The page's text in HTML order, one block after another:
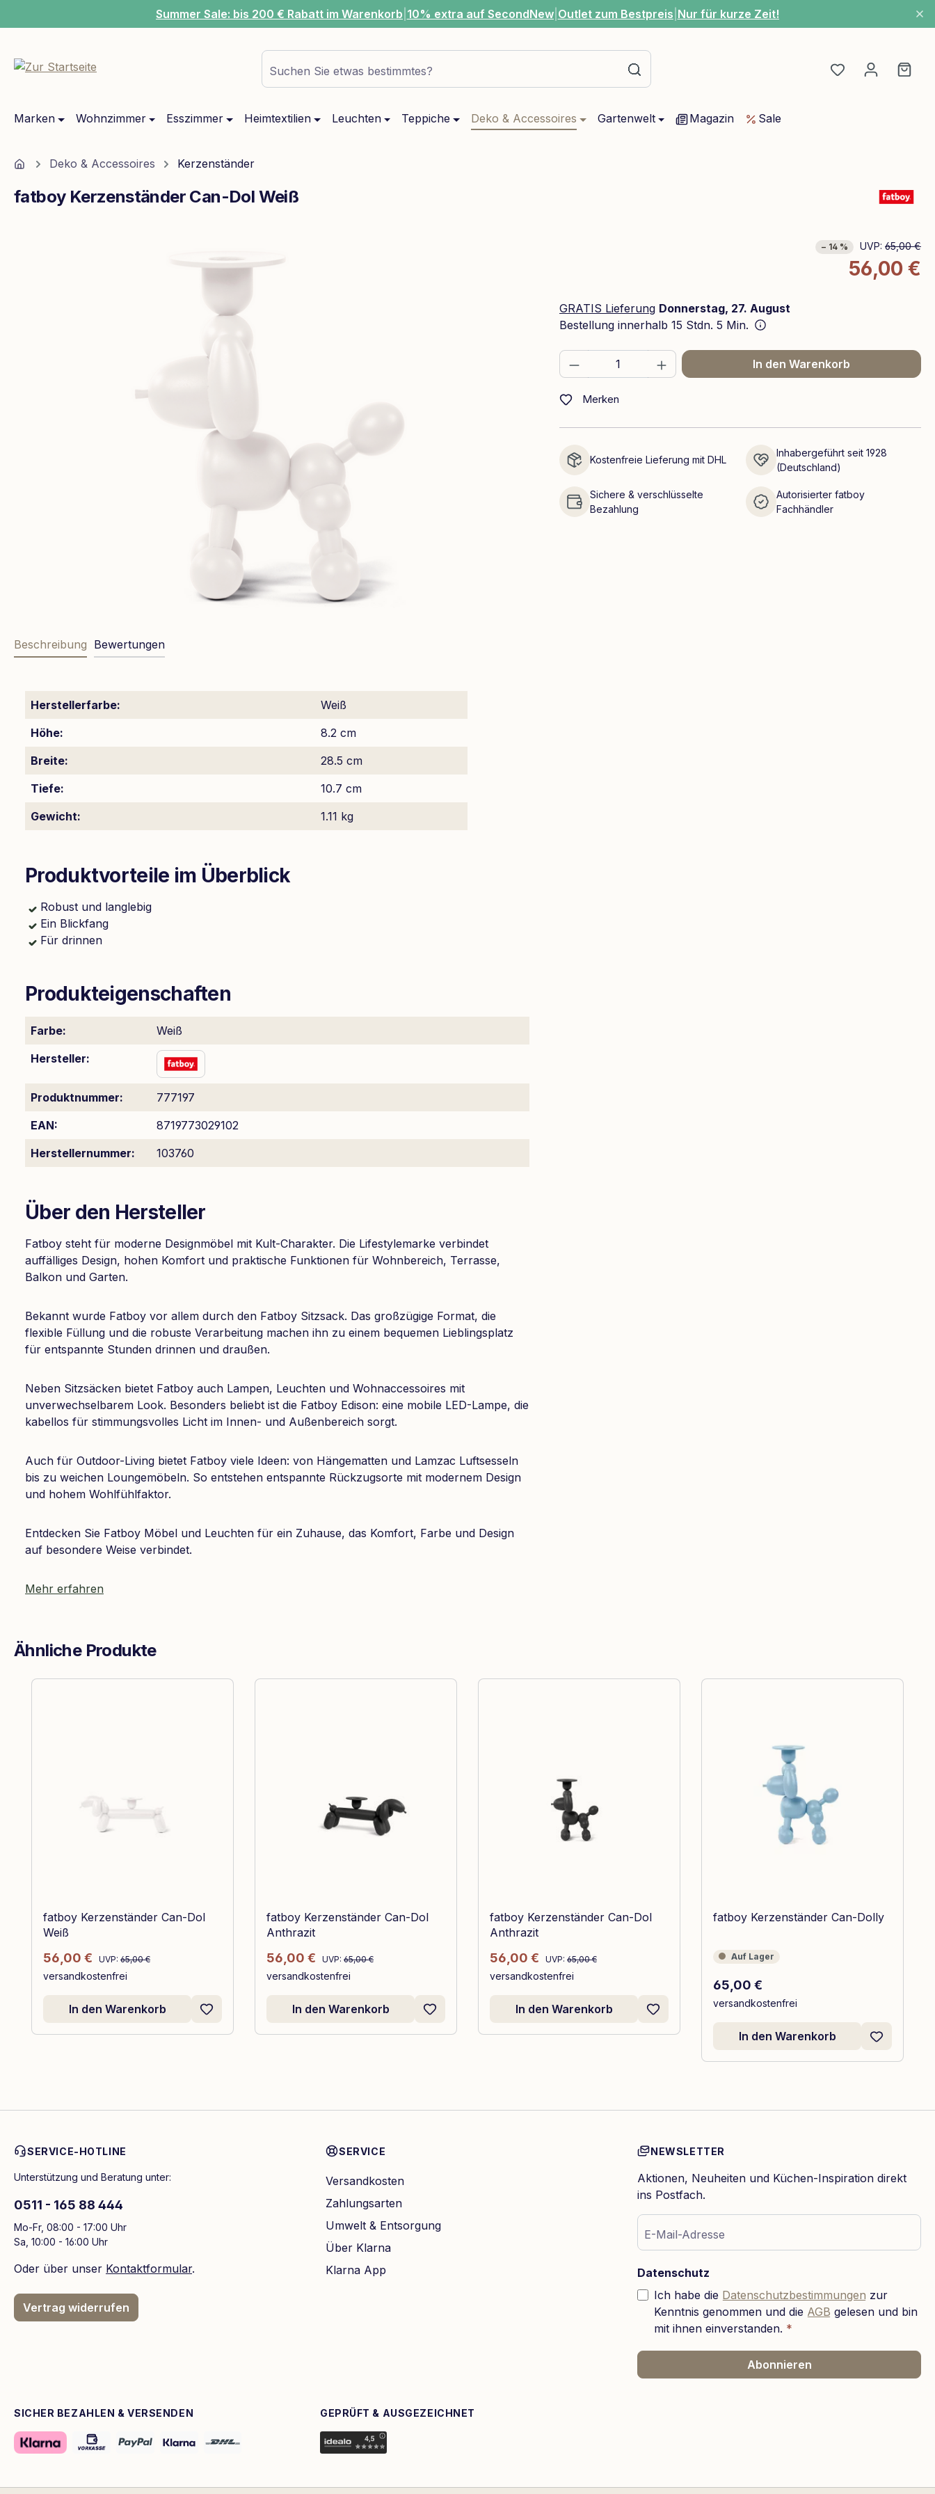
Zur Hauptnavigation springenSummer Sale: bis 200 € Rabatt im Warenkorb 10% extra auf SecondNew Outlet zum Bestpreis Nur für kurze Zeit!
Suchen Sie etwas bestimmtes? Du hast 0
Marken Wohnzimmer Esszimmer Heimtextilien Leuchten Teppiche Deko & Accessoires Gartenwelt Magazin Sale
HomeDeko & Accessoires Kerzenständer
fatboy Kerzenständer Can-Dol Weiß
− 14 % UVP: 65,00 €
56,00 €
GRATIS Lieferung Donnerstag, 27. August
Bestellung innerhalb 15 Stdn. 5 Min.
Produkt Anzahl: Gib den gewünschten Wert
In den Warenkorb
Merken
Kostenfreie Lieferung mit DHL
Inhabergeführt seit 1928
(Deutschland)
Sichere & verschlüsselte
Bezahlung
Autorisierter fatboy
Fachhändler
Beschreibung Bewertungen
Herstellerfarbe:
Weiß
Höhe:
8.2 cm
Breite:
28.5 cm
Tiefe:
10.7 cm
Gewicht:
1.11 kg
Produktvorteile im Überblick
Robust und langlebig
Ein Blickfang
Für drinnen
Produkteigenschaften
Farbe:
Weiß
Hersteller:
Produktnummer:
777197
EAN:
8719773029102
Herstellernummer:
103760
Über den Hersteller
Fatboy steht für moderne Designmöbel mit Kult-Charakter. Die Lifestylemarke verbindet
auffälliges Design, hohen Komfort und praktische Funktionen für Wohnbereich, Terrasse,
Balkon und Garten.
Bekannt wurde Fatboy vor allem durch den Fatboy Sitzsack. Das großzügige Format, die
flexible Füllung und die robuste Verarbeitung machen ihn zu einem bequemen Lieblingsplatz
für entspannte Stunden drinnen und draußen.
Neben Sitzsäcken bietet Fatboy auch Lampen, Leuchten und Wohnaccessoires mit
unverwechselbarem Look. Besonders beliebt ist die Fatboy Edison: eine mobile LED-Lampe, die
kabellos für stimmungsvolles Licht im Innen- und Außenbereich sorgt.
Auch für Outdoor-Living bietet Fatboy viele Ideen: von Hängematten und Lamzac Luftsesseln
bis zu weichen Loungemöbeln. So entstehen entspannte Rückzugsorte mit modernem Design
und hohem Wohlfühlfaktor.
Entdecken Sie Fatboy Möbel und Leuchten für ein Zuhause, das Komfort, Farbe und Design
auf besondere Weise verbindet.
Mehr erfahren
Ähnliche Produkte
Produktgalerie überspringen
fatboy Kerzenständer Can-Dol
Weiß
Verkaufspreis:
56,00 € Regulärer Preis:
UVP: 65,00 €
versandkostenfrei
In den Warenkorb
fatboy Kerzenständer Can-Dol
Anthrazit
Verkaufspreis:
56,00 € Regulärer Preis:
UVP: 65,00 €
versandkostenfrei
In den Warenkorb
fatboy Kerzenständer Can-Dol
Anthrazit
Verkaufspreis:
56,00 € Regulärer Preis:
UVP: 65,00 €
versandkostenfrei
In den Warenkorb
fatboy Kerzenständer Can-Dolly
Auf Lager
Auf Lager
Regulärer Preis:
65,00 €
versandkostenfrei
In den Warenkorb
SERVICE-HOTLINE
Unterstützung und Beratung unter:
0511 - 165 88 444
Mo-Fr, 08:00 - 17:00 Uhr
Sa, 10:00 - 16:00 Uhr
Oder über unser Kontaktformular.
Vertrag widerrufen
SERVICE
Versandkosten
Zahlungsarten
Umwelt & Entsorgung
Über Klarna
Klarna App
NEWSLETTER
Aktionen, Neuheiten und Küchen-Inspiration direkt
ins Postfach.
E-Mail-Adresse
Datenschutz
Ich habe die Datenschutzbestimmungen zur
Kenntnis genommen und die AGB gelesen und bin
mit ihnen einverstanden. *
Abonnieren
SICHER BEZAHLEN & VERSENDEN GEPRÜFT & AUSGEZEICHNET